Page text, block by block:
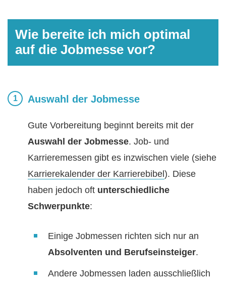
Wie bereite ich mich optimal
auf die Jobmesse vor?
Auswahl der Jobmesse
Gute Vorbereitung beginnt bereits mit der
Auswahl der Jobmesse. Job- und
Karrieremessen gibt es inzwischen viele (siehe
Karrierekalender der Karrierebibel ). Diese
haben jedoch oft unterschiedliche
Schwerpunkte:
Einige Jobmessen richten sich nur an
Absolventen und Berufseinsteiger.
Andere Jobmessen laden ausschließlich